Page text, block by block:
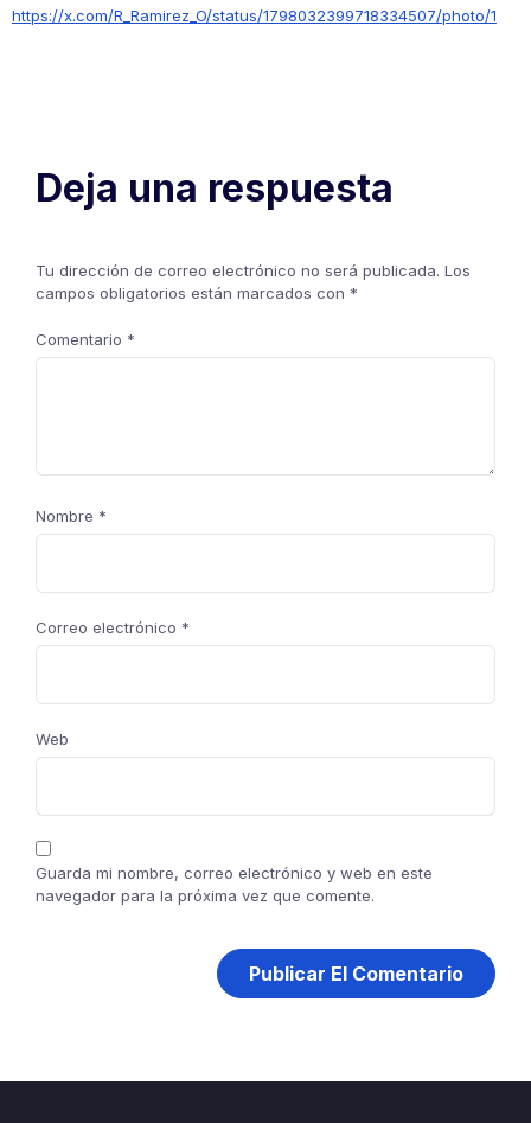
https://x.com/R_Ramirez_O/status/1798032399718334507/photo/1
Deja una respuesta
Tu dirección de correo electrónico no será publicada. Los
campos obligatorios están marcados con *
Comentario *
Nombre *
Correo electrónico *
Web
Guarda mi nombre, correo electrónico y web en este
navegador para la próxima vez que comente.